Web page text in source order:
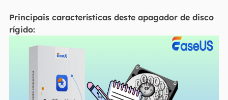
Principais características deste apagador de disco
rígido: